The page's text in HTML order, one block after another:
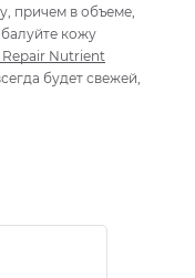
причем в объеме,
кожу
Nutrient
будет свежей,